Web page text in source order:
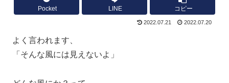
Pocket LINE コピー
2022.07.21 2022.07.20
よく言われます、
「そんな風には見えないよ」